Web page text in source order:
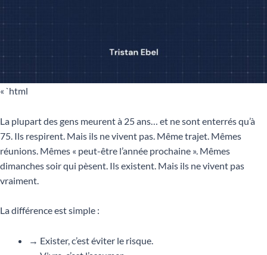
« `html
La plupart des gens meurent à 25 ans… et ne sont enterrés qu’à
75. Ils respirent. Mais ils ne vivent pas. Même trajet. Mêmes
réunions. Mêmes « peut-être l’année prochaine ». Mêmes
dimanches soir qui pèsent. Ils existent. Mais ils ne vivent pas
vraiment.
La différence est simple :
→ Exister, c’est éviter le risque.